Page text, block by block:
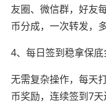
友圈、微信群，好友
币分成，一次转发，
4、每日签到稳拿保底
无需复杂操作，每天
币奖励，连续签到7